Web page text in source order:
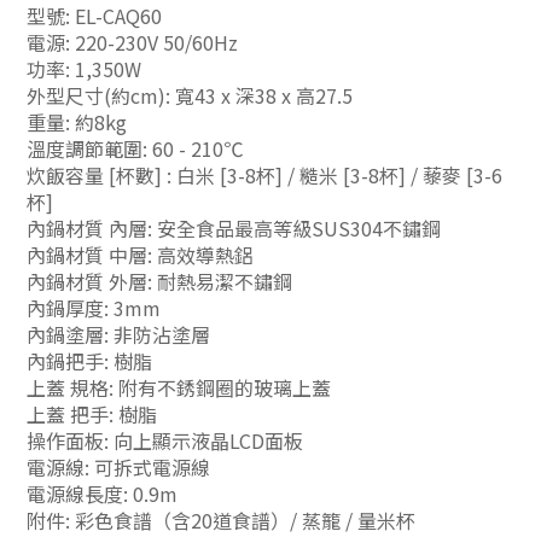
型號: EL-CAQ60
電源: 220-230V 50/60Hz
功率: 1,350W
外型尺寸(約cm): 寬43 x 深38 x 高27.5
重量: 約8kg
溫度調節範圍: 60 - 210℃
炊飯容量 [杯數] : 白米 [3-8杯] / 糙米 [3-8杯] / 藜麥 [3-6
杯]
內鍋材質 內層: 安全食品最高等級SUS304不鏽鋼
內鍋材質 中層: 高效導熱鋁
內鍋材質 外層: 耐熱易潔不鏽鋼
內鍋厚度: 3mm
內鍋塗層: 非防沾塗層
內鍋把手: 樹脂
上蓋 規格: 附有不銹鋼圈的玻璃上蓋
上蓋 把手: 樹脂
操作面板: 向上顯示液晶LCD面板
電源線: 可拆式電源線
電源線長度: 0.9m
附件: 彩色食譜（含20道食譜）/ 蒸籠 / 量米杯